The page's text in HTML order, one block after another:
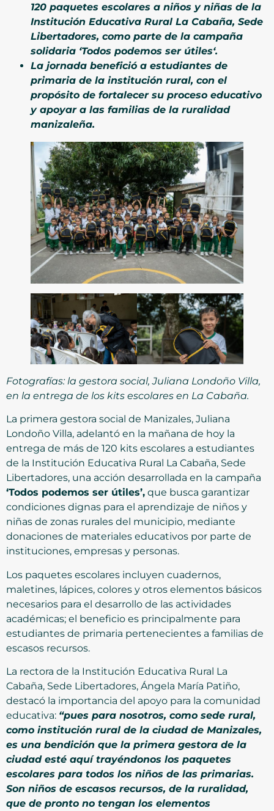
120 paquetes escolares a niños y niñas de la
Institución Educativa Rural La Cabaña, Sede
Libertadores, como parte de la campaña
solidaria ‘Todos podemos ser útiles‘.
La jornada benefició a estudiantes de
primaria de la institución rural, con el
propósito de fortalecer su proceso educativo
y apoyar a las familias de la ruralidad
manizaleña.
Fotografías: la gestora social, Juliana Londoño Villa,
en la entrega de los kits escolares en La Cabaña.
La primera gestora social de Manizales, Juliana
Londoño Villa, adelantó en la mañana de hoy la
entrega de más de 120 kits escolares a estudiantes
de la Institución Educativa Rural La Cabaña, Sede
Libertadores, una acción desarrollada en la campaña
‘Todos podemos ser útiles’, que busca garantizar
condiciones dignas para el aprendizaje de niños y
niñas de zonas rurales del municipio, mediante
donaciones de materiales educativos por parte de
instituciones, empresas y personas.
Los paquetes escolares incluyen cuadernos,
maletines, lápices, colores y otros elementos básicos
necesarios para el desarrollo de las actividades
académicas; el beneficio es principalmente para
estudiantes de primaria pertenecientes a familias de
escasos recursos.
La rectora de la Institución Educativa Rural La
Cabaña, Sede Libertadores, Ángela María Patiño,
destacó la importancia del apoyo para la comunidad
educativa: “pues para nosotros, como sede rural,
como institución rural de la ciudad de Manizales,
es una bendición que la primera gestora de la
ciudad esté aquí trayéndonos los paquetes
escolares para todos los niños de las primarias.
Son niños de escasos recursos, de la ruralidad,
que de pronto no tengan los elementos